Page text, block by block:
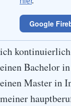
Google
Hallo ich bin
aktiv in der
ich
einen Bachelor
einen Master in
meiner